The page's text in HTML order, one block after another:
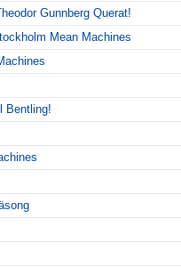
Gunnberg Querat!
Mean Machines
Bentling!